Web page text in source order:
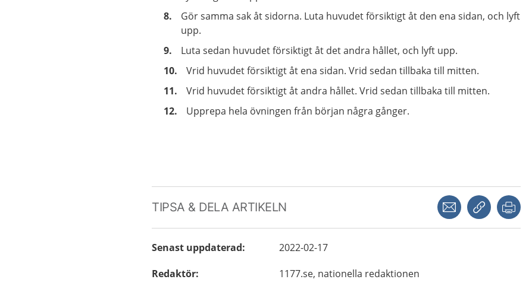
Gör samma sak åt sidorna. Luta huvudet försiktigt åt den ena sidan, och lyft
upp.
Luta sedan huvudet försiktigt åt det andra hållet, och lyft upp.
Vrid huvudet försiktigt åt ena sidan. Vrid sedan tillbaka till mitten.
Vrid huvudet försiktigt åt andra hållet. Vrid sedan tillbaka till mitten.
Upprepa hela övningen från början några gånger.
TIPSA & DELA ARTIKELN Dela via mejlKopiera länk
Senast uppdaterad:
2022-02-17
Redaktör:
1177.se, nationella redaktionen